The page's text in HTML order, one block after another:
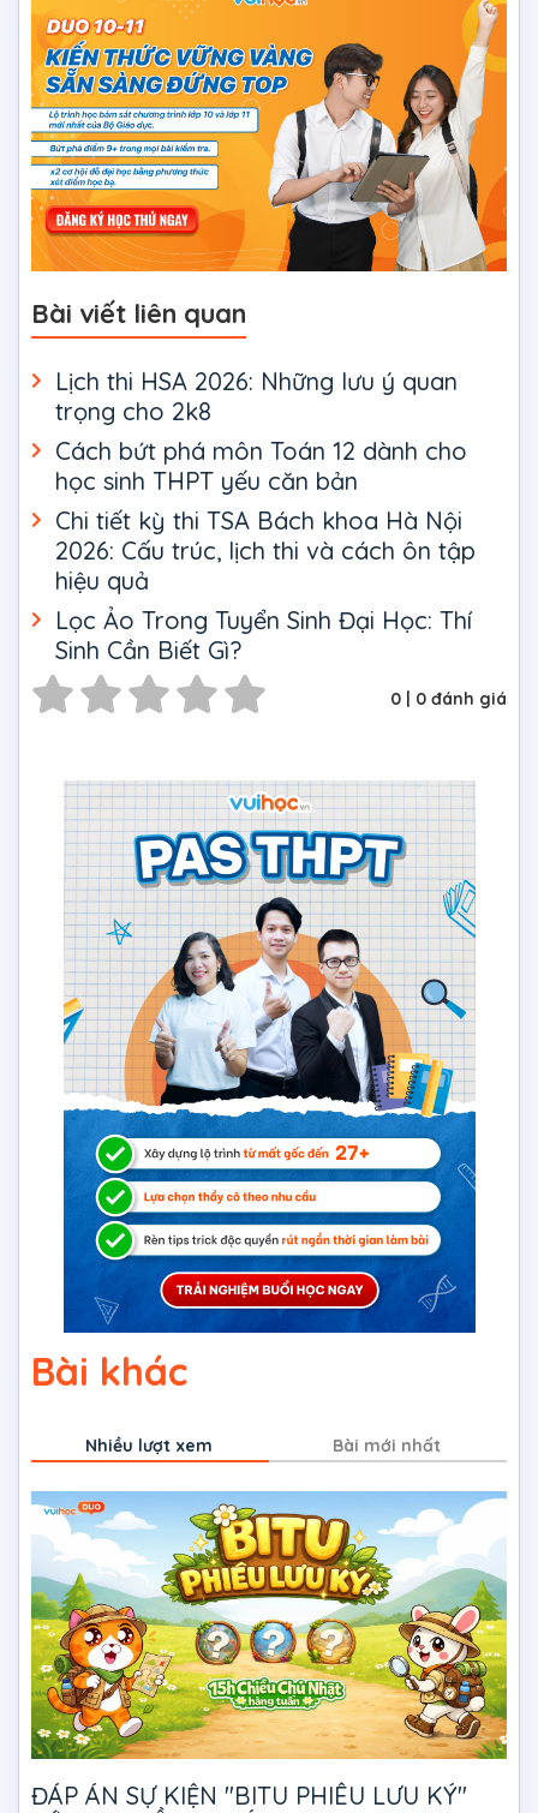
Bài viết liên quan
Lịch thi HSA 2026: Những lưu ý quan
trọng cho 2k8
Cách bứt phá môn Toán 12 dành cho
học sinh THPT yếu căn bản
Chi tiết kỳ thi TSA Bách khoa Hà Nội
2026: Cấu trúc, lịch thi và cách ôn tập
hiệu quả
Lọc Ảo Trong Tuyển Sinh Đại Học: Thí
Sinh Cần Biết Gì?
0 | 0 đánh giá
Bài khác
Nhiều lượt xem Bài mới nhất
ĐÁP ÁN SỰ KIỆN "BITU PHIÊU LƯU KÝ"